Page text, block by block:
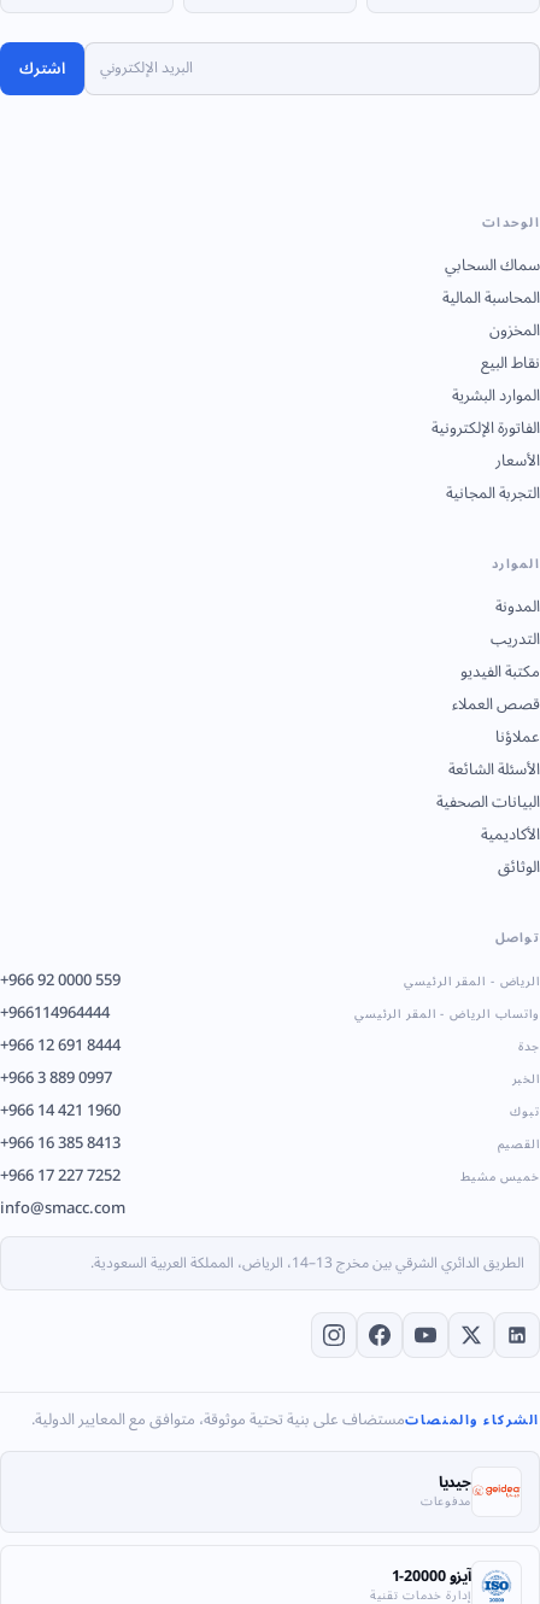
اشترك
الوحدات
سماك السحابي
المحاسبة المالية
المخزون
نقاط البيع
الموارد البشرية
الفاتورة الإلكترونية
الأسعار
التجربة المجانية
الموارد
المدونة
التدريب
مكتبة الفيديو
قصص العملاء
عملاؤنا
الأسئلة الشائعة
البيانات الصحفية
الأكاديمية
الوثائق
تواصل
+966 92 0000 559 الرياض - المقر الرئيسي
+966114964444 واتساب الرياض - المقر الرئيسي
+966 12 691 8444 جدة
+966 3 889 0997 الخبر
+966 14 421 1960 تبوك
+966 16 385 8413 القصيم
+966 17 227 7252 خميس مشيط
info@smacc.com
الطريق الدائري الشرقي بين مخرج 13–14، الرياض، المملكة العربية السعودية.
الشركاء والمنصاتمستضاف على بنية تحتية موثوقة، متوافق مع المعايير الدولية.
جيديا
مدفوعات
آيزو 20000-1
إدارة خدمات تقنية